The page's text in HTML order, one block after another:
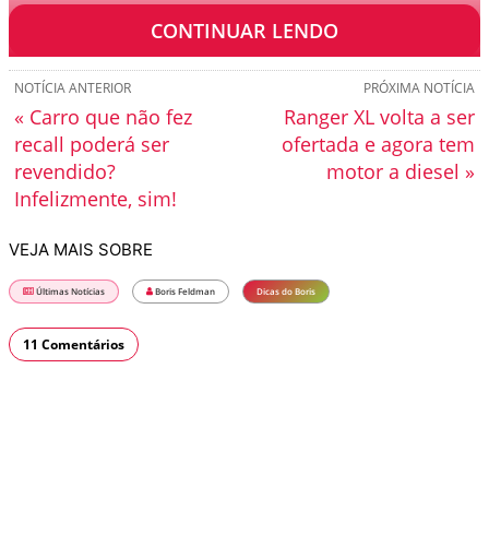
espaço.
CONTINUAR LENDO
PRÓXIMA NOTÍCIA
Ranger XL volta a ser
ofertada e agora tem
motor a diesel »
NOTÍCIA ANTERIOR
« Carro que não fez
recall poderá ser
revendido?
Infelizmente, sim!
VEJA MAIS SOBRE
Últimas Notícias Boris Feldman Dicas do Boris
11 Comentários